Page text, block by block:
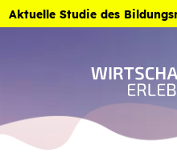
Zum Inhalt der Seite springen
Aktuelle Studie des